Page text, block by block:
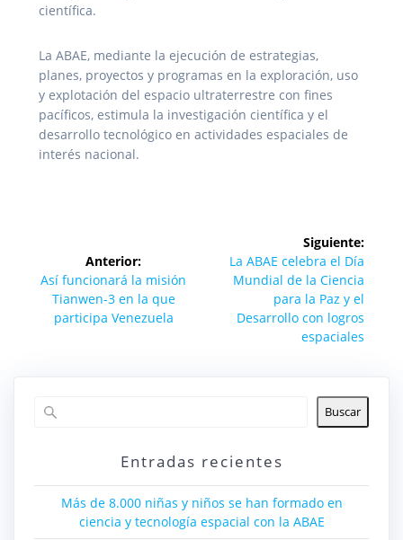
científica.
La ABAE, mediante la ejecución de estrategias,
planes, proyectos y programas en la exploración, uso
y explotación del espacio ultraterrestre con fines
pacíficos, estimula la investigación científica y el
desarrollo tecnológico en actividades espaciales de
interés nacional.
de
entradas
Anterior:
Entrada
anterior:
Así funcionará la misión
Tianwen-3 en la que
participa Venezuela
Siguiente:
Siguiente
entrada:
La ABAE celebra el Día
Mundial de la Ciencia
para la Paz y el
Desarrollo con logros
espaciales
Buscar
Entradas recientes
Más de 8.000 niñas y niños se han formado en
ciencia y tecnología espacial con la ABAE